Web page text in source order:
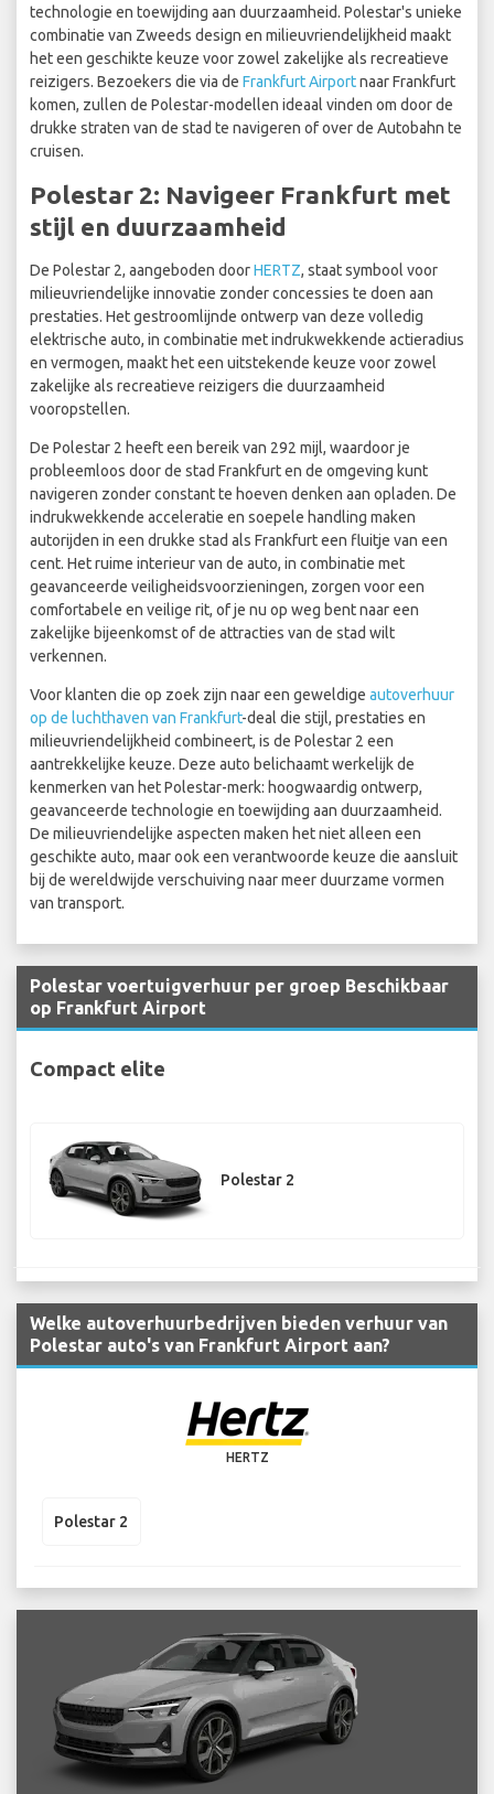
technologie en toewijding aan duurzaamheid. Polestar's unieke
combinatie van Zweeds design en milieuvriendelijkheid maakt
het een geschikte keuze voor zowel zakelijke als recreatieve
reizigers. Bezoekers die via de Frankfurt Airportnaar Frankfurt
komen, zullen de Polestar-modellen ideaal vinden om door de
drukke straten van de stad te navigeren of over de Autobahn te
cruisen.
Polestar 2: Navigeer Frankfurt met
stijl en duurzaamheid
De Polestar 2, aangeboden doorHERTZ, staat symbool voor
milieuvriendelijke innovatie zonder concessies te doen aan
prestaties. Het gestroomlijnde ontwerp van deze volledig
elektrische auto, in combinatie met indrukwekkende actieradius
en vermogen, maakt het een uitstekende keuze voor zowel
zakelijke als recreatieve reizigers die duurzaamheid
vooropstellen.
De Polestar 2 heeft een bereik van 292 mijl, waardoor je
probleemloos door de stad Frankfurt en de omgeving kunt
navigeren zonder constant te hoeven denken aan opladen. De
indrukwekkende acceleratie en soepele handling maken
autorijden in een drukke stad als Frankfurt een fluitje van een
cent. Het ruime interieur van de auto, in combinatie met
geavanceerde veiligheidsvoorzieningen, zorgen voor een
comfortabele en veilige rit, of je nu op weg bent naar een
zakelijke bijeenkomst of de attracties van de stad wilt
verkennen.
Voor klanten die op zoek zijn naar een geweldige autoverhuur
op de luchthaven van Frankfurt-deal die stijl, prestaties en
milieuvriendelijkheid combineert, is de Polestar 2 een
aantrekkelijke keuze. Deze auto belichaamt werkelijk de
kenmerken van het Polestar-merk: hoogwaardig ontwerp,
geavanceerde technologie en toewijding aan duurzaamheid.
De milieuvriendelijke aspecten maken het niet alleen een
geschikte auto, maar ook een verantwoorde keuze die aansluit
bij de wereldwijde verschuiving naar meer duurzame vormen
van transport.
Polestar voertuigverhuur per groep Beschikbaar
op Frankfurt Airport
Compact elite
Polestar 2
Welke autoverhuurbedrijven bieden verhuur van
Polestar auto's van Frankfurt Airport aan?
HERTZ
Polestar 2